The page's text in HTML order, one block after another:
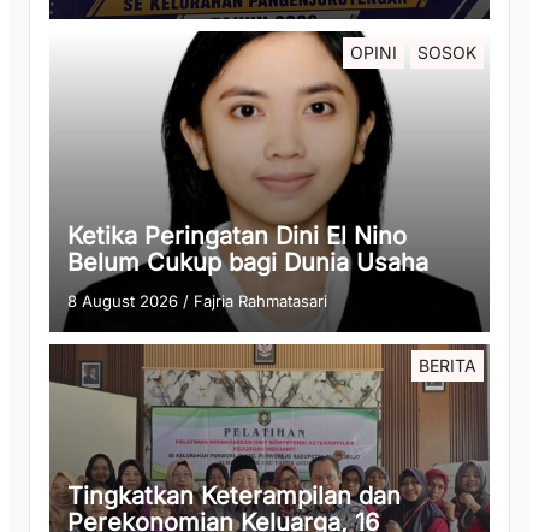
OPINI SOSOK
Ketika Peringatan Dini El Nino
Belum Cukup bagi Dunia Usaha
8 August 2026 / Fajria Rahmatasari
BERITA
Tingkatkan Keterampilan dan
Perekonomian Keluarga, 16